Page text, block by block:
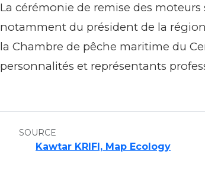
La cérémonie de remise des
notamment du président de la
la Chambre de pêche maritime du
personnalités et représentants
SOURCE
Kawtar KRIFI, Map Ecology